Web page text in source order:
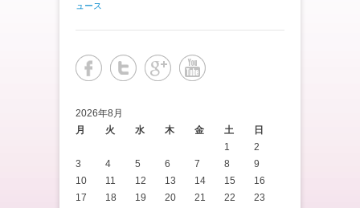
ュース
2026年8月
月
火 水 木 金 土
日
1
2
3
4 5 6 7 8
9
10
11 12 13 14 15
16
17
18 19 20 21 22
23